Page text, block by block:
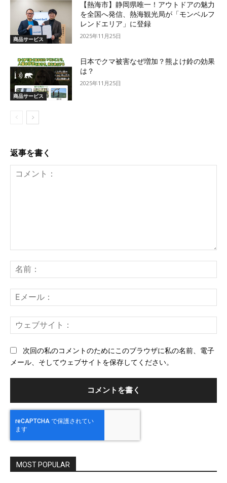
商品サービス
【熱海市】静岡県唯一！アウトドアの魅力
を全国へ発信、熱海観光局が「モンベルフ
レンドエリア」に登録
2025年11月25日
商品サービス
日本でクマ被害なぜ増加？熊よけ鈴の効果
は？
2025年11月25日
返事を書く
ン
ト：
前
メ
ー
ェ
次回の私のコメントのためにこのブラウザに私の名前、電子
メール、そしてウェブサイトを保存してください。
MOST POPULAR